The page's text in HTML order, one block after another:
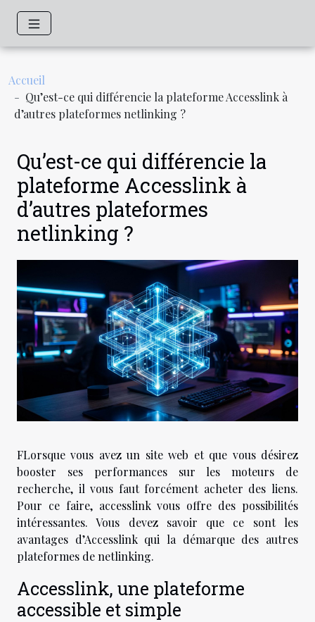
Accueil
Qu’est-ce qui différencie la plateforme Accesslink à
d’autres plateformes netlinking ?
Qu’est-ce qui différencie la
plateforme Accesslink à
d’autres plateformes
netlinking ?
FLorsque vous avez un site web et que vous désirez
booster ses performances sur les moteurs de
recherche, il vous faut forcément acheter des liens.
Pour ce faire, accesslink vous offre des possibilités
intéressantes. Vous devez savoir que ce sont les
avantages d’Accesslink qui la démarque des autres
plateformes de netlinking.
Accesslink, une plateforme
accessible et simple